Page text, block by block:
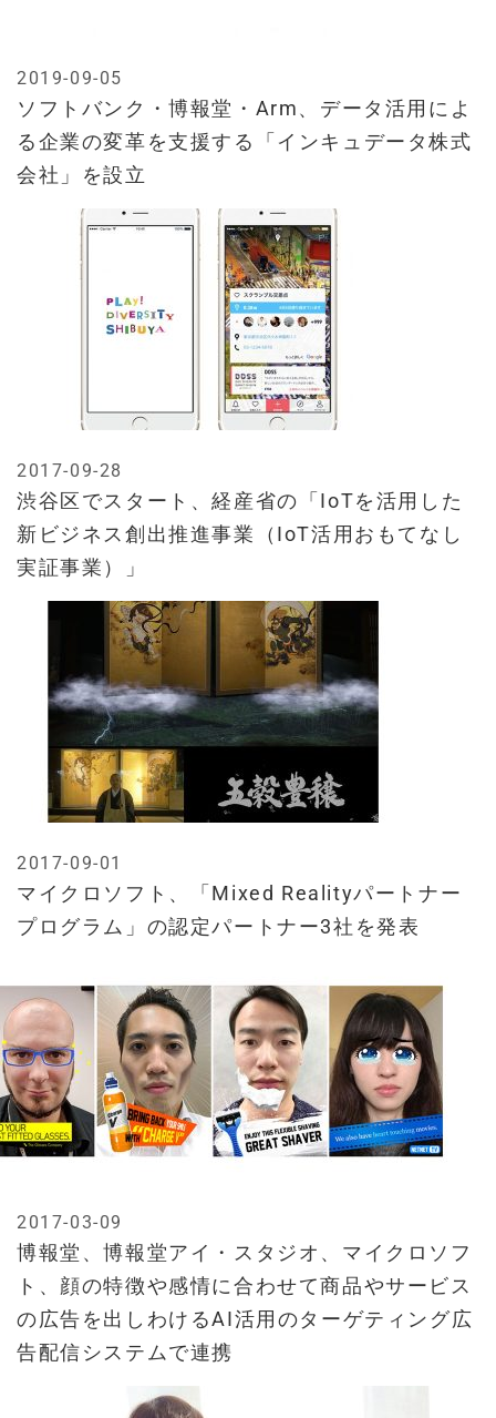
ソフトバンク・博報堂・Arm、データ活用によ
る企業の変革を支援する「インキュデータ株式
会社」を設立
2019-09-05
渋谷区でスタート、経産省の「IoTを活用した
新ビジネス創出推進事業（IoT活用おもてなし
実証事業）」
2017-09-28
マイクロソフト、「Mixed Realityパートナー
プログラム」の認定パートナー3社を発表
2017-09-01
博報堂、博報堂アイ・スタジオ、マイクロソフ
ト、顔の特徴や感情に合わせて商品やサービス
の広告を出しわけるAI活用のターゲティング広
告配信システムで連携
2017-03-09